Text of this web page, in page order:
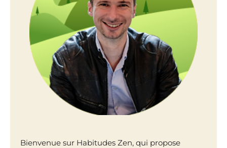
Bienvenue sur Habitudes Zen, qui propose